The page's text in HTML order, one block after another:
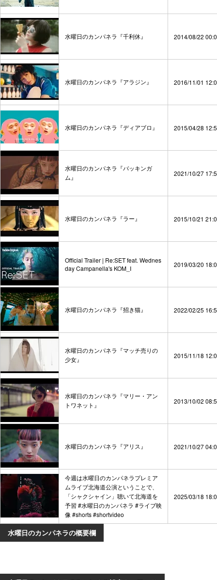
水曜日のカンパネラ『千利休』 2014/08/22
水曜日のカンパネラ『アラジン』 2016/11/01
水曜日のカンパネラ『ディアブロ』 2015/04/28
水曜日のカンパネラ『バッキンガ
ム』
2021/10/27
水曜日のカンパネラ『ラー』 2015/10/21
Official Trailer | Re:SET feat. Wednes
day Campanella's KOM_I
2019/03/20
水曜日のカンパネラ『招き猫』 2022/02/25
水曜日のカンパネラ『マッチ売りの
少女』
2015/11/18
水曜日のカンパネラ『マリー・アン
トワネット』
2013/10/02
水曜日のカンパネラ『アリス』 2021/10/27
今週は水曜日のカンパネラプレミア
ムライブ北海道公演ということで、
「シャクシャイン」聴いて北海道を
予習 #水曜日のカンパネラ #ライブ映
像 #shorts #shortvideo
2025/03/18
水曜日のカンパネラの概要欄